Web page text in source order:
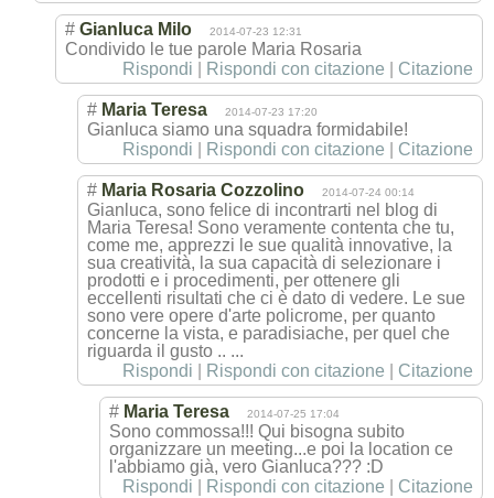
# Gianluca Milo 2014-07-23 12:31
Condivido le tue parole Maria Rosaria
Rispondi
Rispondi con citazione Citazione
# Maria Teresa 2014-07-23 17:20
Gianluca siamo una squadra formidabile!
Rispondi
Rispondi con citazione Citazione
# Maria Rosaria Cozzolino 2014-07-24 00:14
Gianluca, sono felice di incontrarti nel blog di
Maria Teresa! Sono veramente contenta che tu,
come me, apprezzi le sue qualità innovative, la
sua creatività, la sua capacità di selezionare i
prodotti e i procedimenti, per ottenere gli
eccellenti risultati che ci è dato di vedere. Le sue
sono vere opere d'arte policrome, per quanto
concerne la vista, e paradisiache, per quel che
riguarda il gusto .. ...
Rispondi
Rispondi con citazione Citazione
# Maria Teresa 2014-07-25 17:04
Sono commossa!!! Qui bisogna subito
organizzare un meeting...e poi la location ce
l'abbiamo già, vero Gianluca??? :D
Rispondi
Rispondi con citazione Citazione